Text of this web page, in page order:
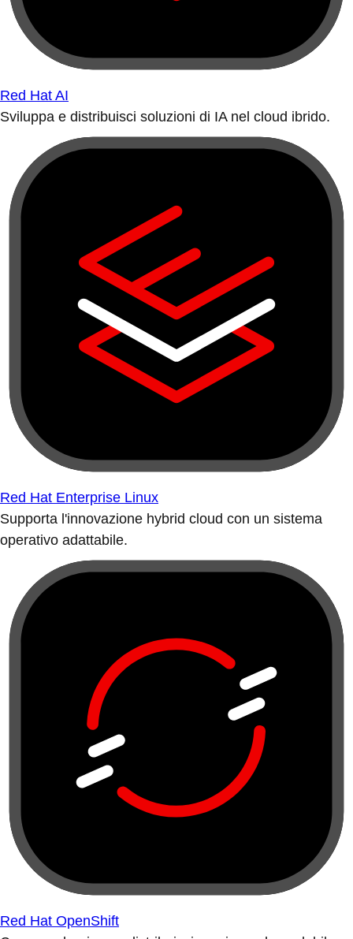
Red Hat AI
Sviluppa e distribuisci soluzioni di IA nel cloud ibrido.
Red Hat Enterprise Linux
Supporta l'innovazione hybrid cloud con un sistema
operativo adattabile.
Red Hat OpenShift